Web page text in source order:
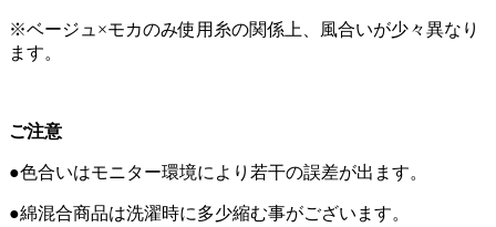
※ベージュ×モカのみ使用糸の関係上、風合いが少々異なり
ます。
ご注意
●色合いはモニター環境により若干の誤差が出ます。
●綿混合商品は洗濯時に多少縮む事がございます。